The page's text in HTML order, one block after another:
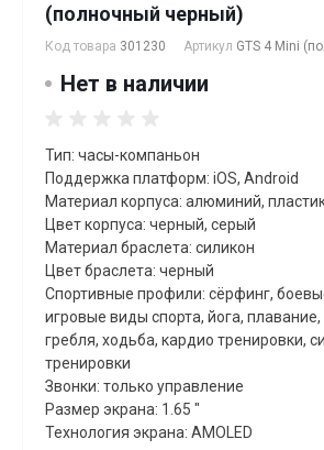
(полночный черный)
Код товара 301230 Артикул GTS 4 Mini
Нет в наличии
Тип: часы-компаньон
Поддержка платформ: iOS, Android
Материал корпуса: алюминий,
Цвет корпуса: черный, серый
Материал браслета: силикон
Цвет браслета: черный
Спортивные профили: сёрфинг,
игровые виды спорта, йога, плавание,
гребля, xодьба, кардио тренировки,
тренировки
Звонки: только управление
Размер экрана: 1.65 "
Технология экрана: AMOLED